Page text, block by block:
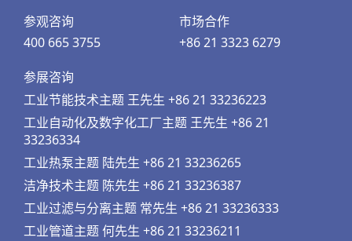
参观咨询
400 665 3755
市场合作
+86 21 3323 6279
参展咨询
工业节能技术主题 王先生 +86 21 33236223
工业自动化及数字化工厂主题 王先生 +86 21
33236334
工业热泵主题 陆先生 +86 21 33236265
洁净技术主题 陈先生 +86 21 33236387
工业过滤与分离主题 常先生 +86 21 33236333
工业管道主题 何先生 +86 21 33236211